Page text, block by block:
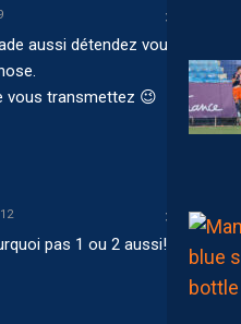
aussi détendez vous !
vous transmettez 😉
pas 1 ou 2 aussi!!!